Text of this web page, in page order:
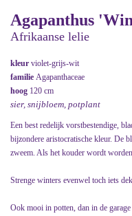
Agapanthus
Afrikaanse lelie
kleur violet-grijs-wit
familie Agapanthaceae
hoog 120 cm
sier, snijbloem, potplant
Een best redelijk vorstbestendige,
bijzondere aristocratische kleur. De
zweem. Als het kouder wordt
Strenge winters evenwel toch iets
Ook mooi in potten, dan in de